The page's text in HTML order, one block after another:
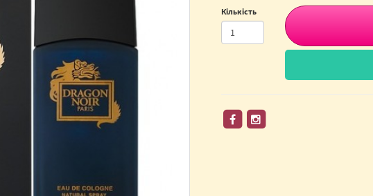
Кількість